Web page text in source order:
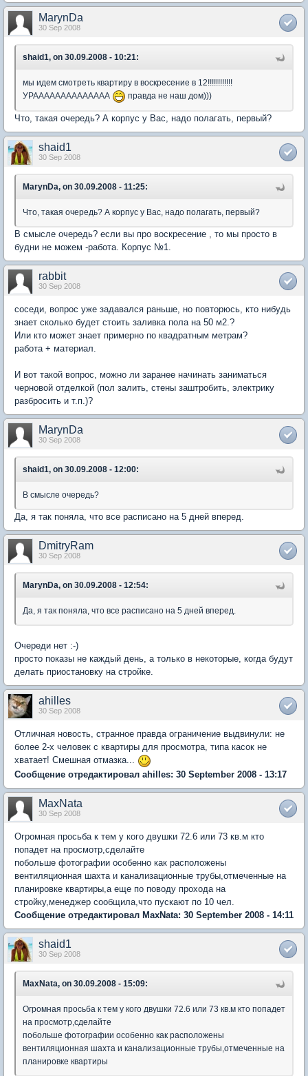
MarynDa
30 Sep 2008
shaid1, on 30.09.2008 - 10:21:
мы идем смотреть квартиру в воскресение в 12!!!!!!!!!!!!
УРАААААААААААААА
правда не наш дом)))
Что, такая очередь? А корпус у Вас, надо полагать, первый?
shaid1
30 Sep 2008
MarynDa, on 30.09.2008 - 11:25:
Что, такая очередь? А корпус у Вас, надо полагать, первый?
В смысле очередь? если вы про воскресение , то мы просто в
будни не можем -работа. Корпус №1.
rabbit
30 Sep 2008
соседи, вопрос уже задавался раньше, но повторюсь, кто нибудь
знает сколько будет стоить заливка пола на 50 м2.?
Или кто может знает примерно по квадратным метрам?
работа + материал.
И вот такой вопрос, можно ли заранее начинать заниматься
черновой отделкой (пол залить, стены заштробить, электрику
разбросить и т.п.)?
MarynDa
30 Sep 2008
shaid1, on 30.09.2008 - 12:00:
В смысле очередь?
Да, я так поняла, что все расписано на 5 дней вперед.
DmitryRam
30 Sep 2008
MarynDa, on 30.09.2008 - 12:54:
Да, я так поняла, что все расписано на 5 дней вперед.
Очереди нет :-)
просто показы не каждый день, а только в некоторые, когда будут
делать приостановку на стройке.
ahilles
30 Sep 2008
Отличная новость, странное правда ограничение выдвинули: не
более 2-х человек с квартиры для просмотра, типа касок не
хватает! Смешная отмазка...
Сообщение отредактировал ahilles: 30 September 2008 - 13:17
MaxNata
30 Sep 2008
Огромная просьба к тем у кого двушки 72.6 или 73 кв.м кто
попадет на просмотр,сделайте
побольше фотографии особенно как расположены
вентиляционная шахта и канализационные трубы,отмеченные на
планировке квартиры,а еще по поводу прохода на
стройку,менеджер сообщила,что пускают по 10 чел.
Сообщение отредактировал MaxNata: 30 September 2008 - 14:11
shaid1
30 Sep 2008
MaxNata, on 30.09.2008 - 15:09:
Огромная просьба к тем у кого двушки 72.6 или 73 кв.м кто попадет
на просмотр,сделайте
побольше фотографии особенно как расположены
вентиляционная шахта и канализационные трубы,отмеченные на
планировке квартиры